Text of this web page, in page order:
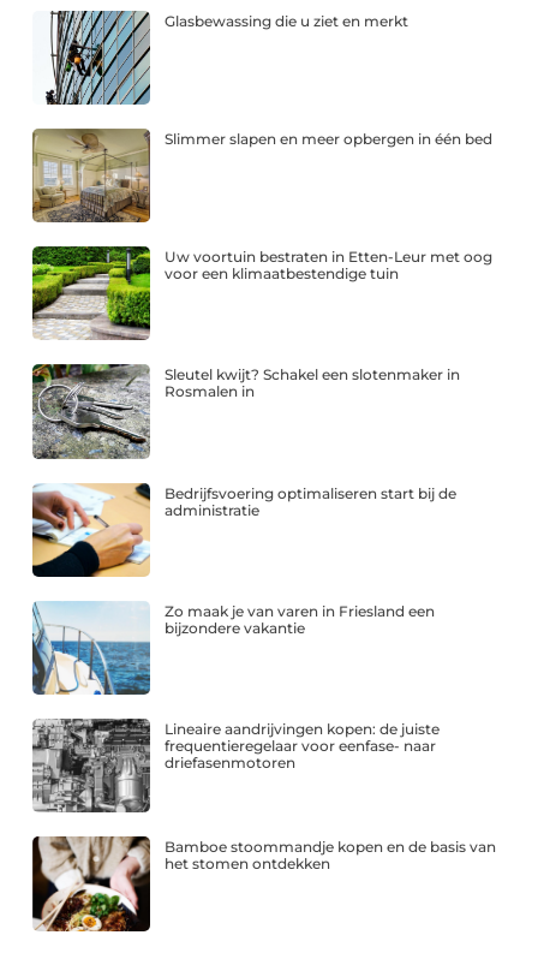
Glasbewassing die u ziet en merkt
Slimmer slapen en meer opbergen in één bed
Uw voortuin bestraten in Etten-Leur met oog
voor een klimaatbestendige tuin
Sleutel kwijt? Schakel een slotenmaker in
Rosmalen in
Bedrijfsvoering optimaliseren start bij de
administratie
Zo maak je van varen in Friesland een
bijzondere vakantie
Lineaire aandrijvingen kopen: de juiste
frequentieregelaar voor eenfase- naar
driefasenmotoren
Bamboe stoommandje kopen en de basis van
het stomen ontdekken